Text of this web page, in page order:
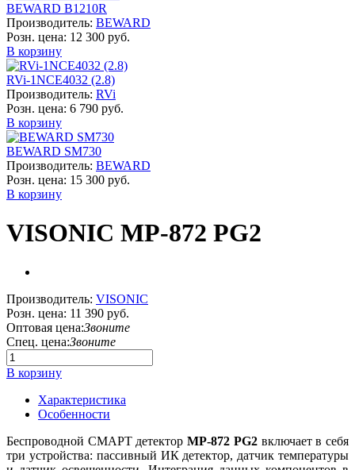
BEWARD B1210R
Производитель: BEWARD
Розн. цена: 12 300 руб.
В корзину
RVi-1NCE4032 (2.8)
Производитель: RVi
Розн. цена: 6 790 руб.
В корзину
BEWARD SM730
Производитель: BEWARD
Розн. цена: 15 300 руб.
В корзину
VISONIC MP-872 PG2
Производитель: VISONIC
Розн. цена: 11 390 руб.
Оптовая цена:Звоните
Спец. цена:Звоните
В корзину
Характеристика
Особенности
Беспроводной СМАРТ детекторMP-872 PG2включает в себя
три устройства: пассивный ИК детектор, датчик температуры